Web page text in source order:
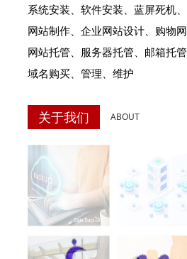
网站托管、服务器托管、邮箱托管
域名购买、管理、维护
关于我们 ABOUT